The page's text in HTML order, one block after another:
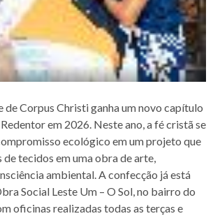
Corpus Christi ganha um novo capítulo
em 2026. Neste ano, a fé cristã se
ecológico em um projeto que
tecidos em uma obra de arte,
ambiental. A confecção já está
Social Leste Um – O Sol, no bairro do
oficinas realizadas todas as terças e